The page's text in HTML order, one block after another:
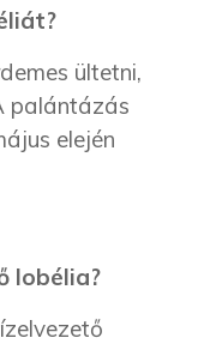
ültetni,
palántázás
elején
lobélia?